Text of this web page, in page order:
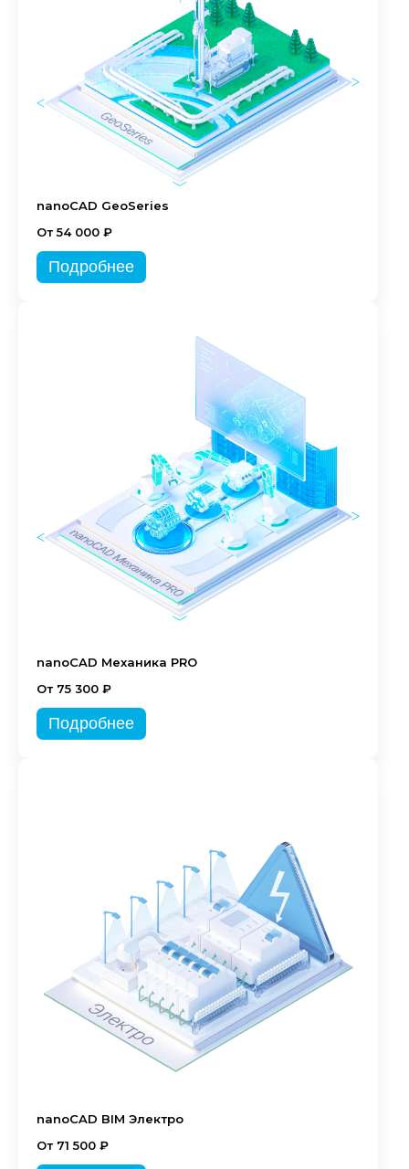
nanoCAD GeoSeries
От 54 000 ₽
Подробнее
nanoCAD Механика PRO
От 75 300 ₽
Подробнее
nanoCAD BIM Электро
От 71 500 ₽